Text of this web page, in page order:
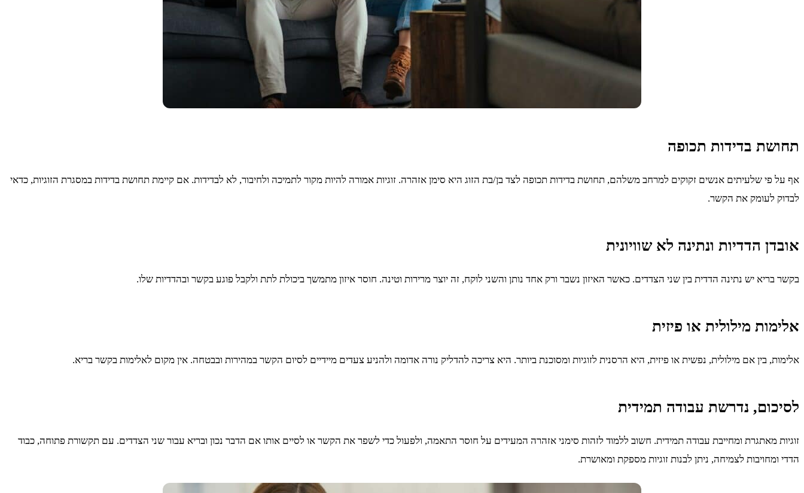
תחושת בדידות תכופה
אף על פי שלעיתים אנשים זקוקים למרחב משלהם, תחושת בדידות תכופה לצד בן/בת הזוג היא סימן אזהרה. זוגיות אמורה להיות מקור לתמיכה ולחיבור, לא לבדידות. אם קיימת תחושת בדידות במסגרת הזוגיות, כדאי
לבדוק לעומק את הקשר.
אובדן הדדיות ונתינה לא שוויונית
בקשר בריא יש נתינה הדדית בין שני הצדדים. כאשר האיזון נשבר ורק אחד נותן והשני לוקח, זה יוצר מרירות וטינה. חוסר איזון מתמשך ביכולת לתת ולקבל פוגע בקשר ובהדדיות שלו.
אלימות מילולית או פיזית
אלימות, בין אם מילולית, נפשית או פיזית, היא הרסנית לזוגיות ומסוכנת ביותר. היא צריכה להדליק נורה אדומה ולהניע צעדים מיידיים לסיום הקשר במהירות ובבטחה. אין מקום לאלימות בקשר בריא.
לסיכום, נדרשת עבודה תמידית
זוגיות מאתגרת ומחייבת עבודה תמידית. חשוב ללמוד לזהות סימני אזהרה המעידים על חוסר התאמה, ולפעול כדי לשפר את הקשר או לסיים אותו אם הדבר נכון ובריא עבור שני הצדדים. עם תקשורת פתוחה, כבוד
הדדי ומחויבות לצמיחה, ניתן לבנות זוגיות מספקת ומאושרת.